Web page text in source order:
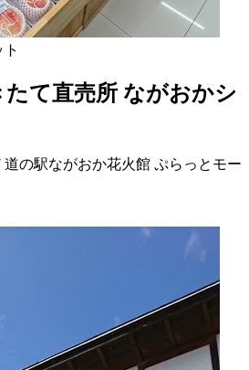
て直売所 ながおかシ
道の駅ながおか花火館 ぷらっとモー